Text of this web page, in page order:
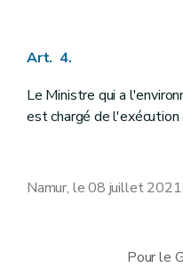
Art. 4.
Le Ministre qui a
est chargé de
Namur, le 08 juillet 2021.
Pour le